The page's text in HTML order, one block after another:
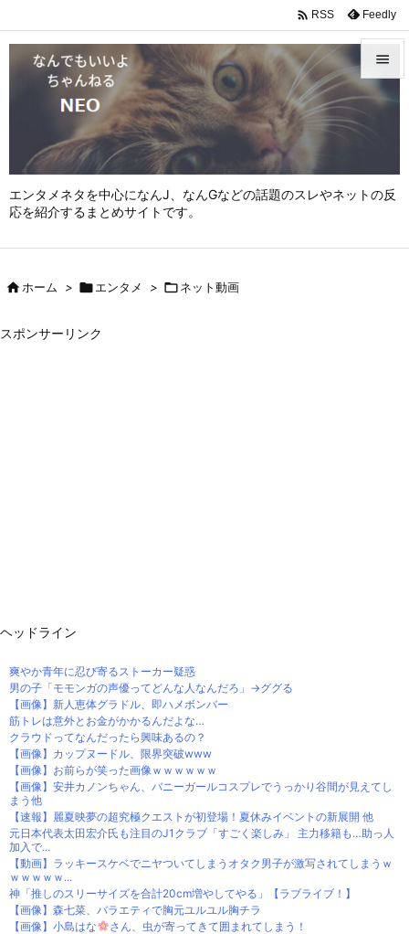
エンタメネタを中心になんJ、なんGなどの話題のスレやネットの反
応を紹介するまとめサイトです。



 RSS Feedly
ホーム > エンタメ > ネット動画
スポンサーリンク
ヘッドライン
爽やか青年に忍び寄るストーカー疑惑
男の子「モモンガの声優ってどんな人なんだろ」→ググる
【画像】新人恵体グラドル、即ハメボンバー
筋トレは意外とお金がかかるんだよな…
クラウドってなんだったら興味あるの？
【画像】カップヌードル、限界突破www
【画像】お前らが笑った画像ｗｗｗｗｗｗ
【画像】安井カノンちゃん、バニーガールコスプレでうっかり谷間が見えてし
まう他
【速報】麗夏映夢の超究極クエストが初登場！夏休みイベントの新展開 他
元日本代表太田宏介氏も注目のJ1クラブ「すごく楽しみ」 主力移籍も…助っ人
加入で...
【動画】ラッキースケベでニヤついてしまうオタク男子が激写されてしまうｗ
ｗｗｗｗｗ...
神「推しのスリーサイズを合計20cm増やしてやる」【ラブライブ！】
【画像】森七菜、バラエティで胸元ユルユル胸チラ
【画像】小島はな
さん、虫が寄ってきて囲まれてしまう！